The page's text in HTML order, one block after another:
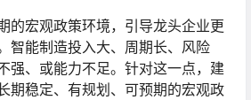
的宏观政策环境，引导龙头企业更
智能制造投入大、周期长、风险
强、或能力不足。针对这一点，建
期稳定、有规划、可预期的宏观政